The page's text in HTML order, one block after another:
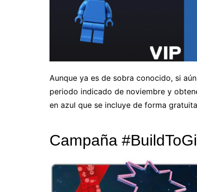
Aunque ya es de sobra conocido, si
periodo indicado de noviembre y
en azul que se incluye de forma
Campaña